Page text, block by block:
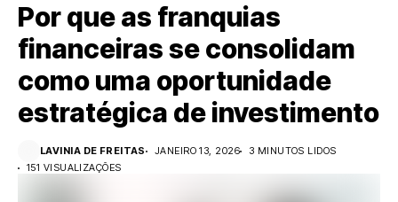
Por que as franquias
financeiras se consolidam
como uma oportunidade
estratégica de investimento
LAVINIA DE FREITAS JANEIRO 13, 2026
3 MINUTOS LIDOS
151 VISUALIZAÇÕES